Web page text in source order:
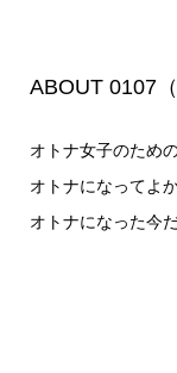
ABOUT 0107（
オトナ女子のため
オトナになってよか
オトナになった今